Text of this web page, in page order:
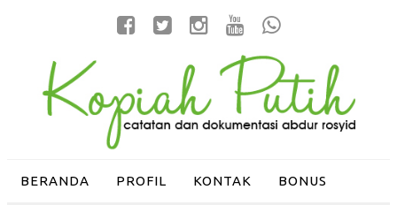
BERANDA PROFIL KONTAK BONUS